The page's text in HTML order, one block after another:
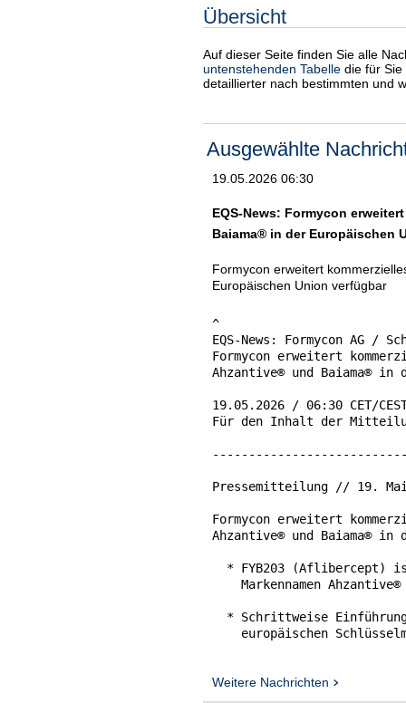
Übersicht
Auf dieser Seite finden Sie alle
untenstehenden Tabelle die für
detaillierter nach bestimmten und
Ausgewählte
19.05.2026 06:30
EQS-News: Formycon
Baiama® in der Europäischen
Formycon erweitert
Europäischen Union verfügbar
^
EQS-News: Formycon AG /
Formycon erweitert
Ahzantive® und Baiama® in
19.05.2026 / 06:30 CET/
Für den Inhalt der
Pressemitteilung // 19.
Formycon erweitert
Ahzantive® und Baiama® in
* FYB203 (Aflibercept)
Markennamen
* Schrittweise
europäischen
Formycons FYB4Growth-
Weitere Nachrichten